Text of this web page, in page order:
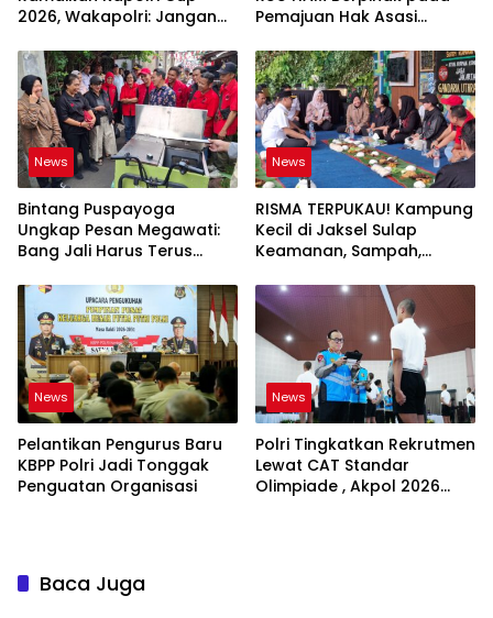
2026, Wakapolri: Jangan
Pemajuan Hak Asasi
News
Bintang Puspayoga
Ungkap Pesan Megawati:
Bang Jali Harus Terus
Dikembangkan
News
RISMA TERPUKAU! Kampung
Kecil di Jaksel Sulap
Keamanan, Sampah,
Jadi Satu Sistem
News
Pelantikan Pengurus Baru
KBPP Polri Jadi Tonggak
Penguatan Organisasi
News
Polri Tingkatkan Rekrutmen
Lewat CAT Standar
Olimpiade , Akpol 2026
Baca Juga